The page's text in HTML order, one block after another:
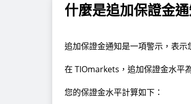
什麼是追加保證金通
追加保證金通知是一項警示，表
在 TIOmarkets，追加保證金水平
您的保證金水平計算如下：